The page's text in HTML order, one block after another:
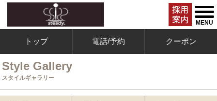
MENU
トップ 電話/予約 クーポン
Style Gallery
スタイルギャラリー